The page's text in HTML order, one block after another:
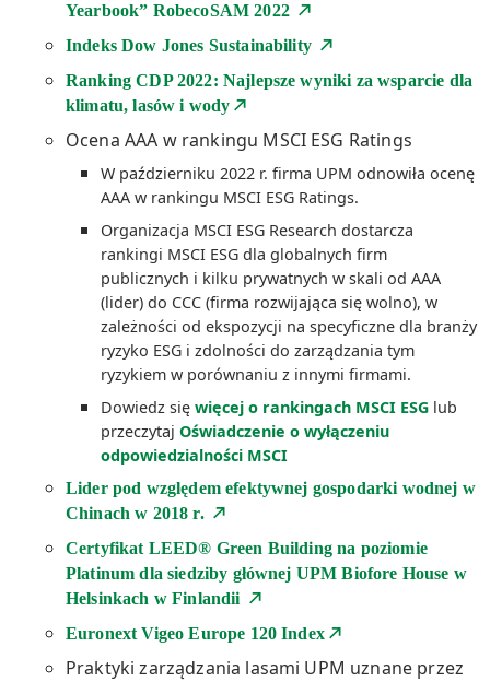
Yearbook” RobecoSAM 2022
Indeks Dow Jones Sustainability
Ranking CDP 2022: Najlepsze wyniki za wsparcie dla
klimatu, lasów i wody
Ocena AAA w rankingu MSCI ESG Ratings
W październiku 2022 r. firma UPM odnowiła ocenę
AAA w rankingu MSCI ESG Ratings.
Organizacja MSCI ESG Research dostarcza
rankingi MSCI ESG dla globalnych firm
publicznych i kilku prywatnych w skali od AAA
(lider) do CCC (firma rozwijająca się wolno), w
zależności od ekspozycji na specyficzne dla branży
ryzyko ESG i zdolności do zarządzania tym
ryzykiem w porównaniu z innymi firmami.
Dowiedz się więcej o rankingach MSCI ESG lub
przeczytaj Oświadczenie o wyłączeniu
odpowiedzialności MSCI
Lider pod względem efektywnej gospodarki wodnej w
Chinach w 2018 r.
Certyfikat LEED® Green Building na poziomie
Platinum dla siedziby głównej UPM Biofore House w
Helsinkach w Finlandii
Euronext Vigeo Europe 120 Index
Praktyki zarządzania lasami UPM uznane przez